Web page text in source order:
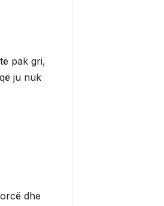
pak gri,
ju nuk
dhe